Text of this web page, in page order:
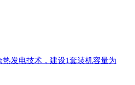
发电技术，建设1套装机容量为